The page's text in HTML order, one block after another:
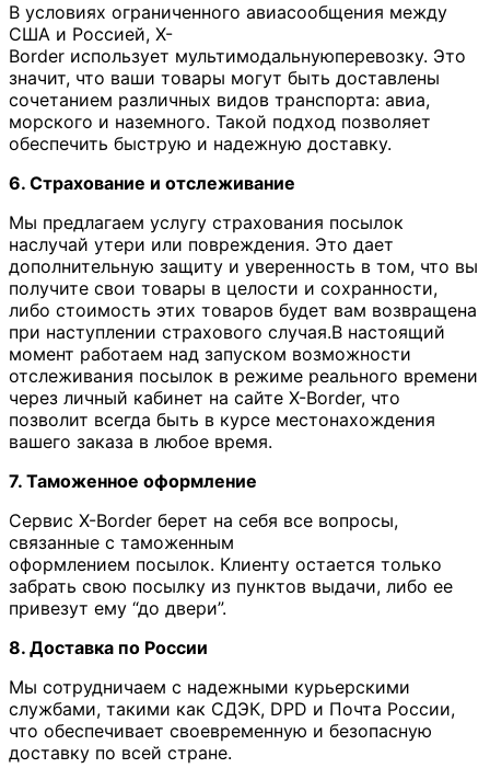
В условиях ограниченного авиасообщения между
США и Россией, X-
Border использует мультимодальнуюперевозку. Это
значит, что ваши товары могут быть доставлены
сочетанием различных видов транспорта: авиа,
морского и наземного. Такой подход позволяет
обеспечить быструю и надежную доставку.
6. Страхование и отслеживание
Мы предлагаем услугу страхования посылок
наслучай утери или повреждения. Это дает
дополнительную защиту и уверенность в том, что вы
получите свои товары в целости и сохранности,
либо стоимость этих товаров будет вам возвращена
при наступлении страхового случая.В настоящий
момент работаем над запуском возможности
отслеживания посылок в режиме реального времени
через личный кабинет на сайте X-Border, что
позволит всегда быть в курсе местонахождения
вашего заказа в любое время.
7. Таможенное оформление
Сервис X-Border берет на себя все вопросы,
связанные с таможенным
оформлением посылок. Клиенту остается только
забрать свою посылку из пунктов выдачи, либо ее
привезут ему “до двери”.
8. Доставка по России
Мы сотрудничаем с надежными курьерскими
службами, такими как СДЭК, DPD и Почта России,
что обеспечивает своевременную и безопасную
доставку по всей стране.